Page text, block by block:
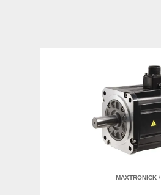
MAXTRONICK/